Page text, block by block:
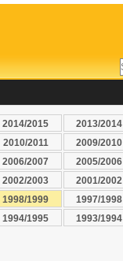
2014/2015 2013/2014
2010/2011 2009/2010
2006/2007 2005/2006
2002/2003 2001/2002
1998/1999 1997/1998
1994/1995 1993/1994